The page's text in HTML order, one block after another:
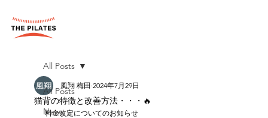
All Posts
News
All Posts
猫背の特徴と改善方法・・・🔥
風翔 梅田 2024年7月29日
料金改定についてのお知らせ